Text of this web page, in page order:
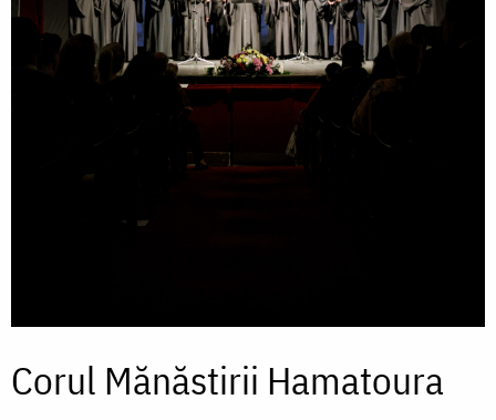
Corul Mănăstirii Hamatoura